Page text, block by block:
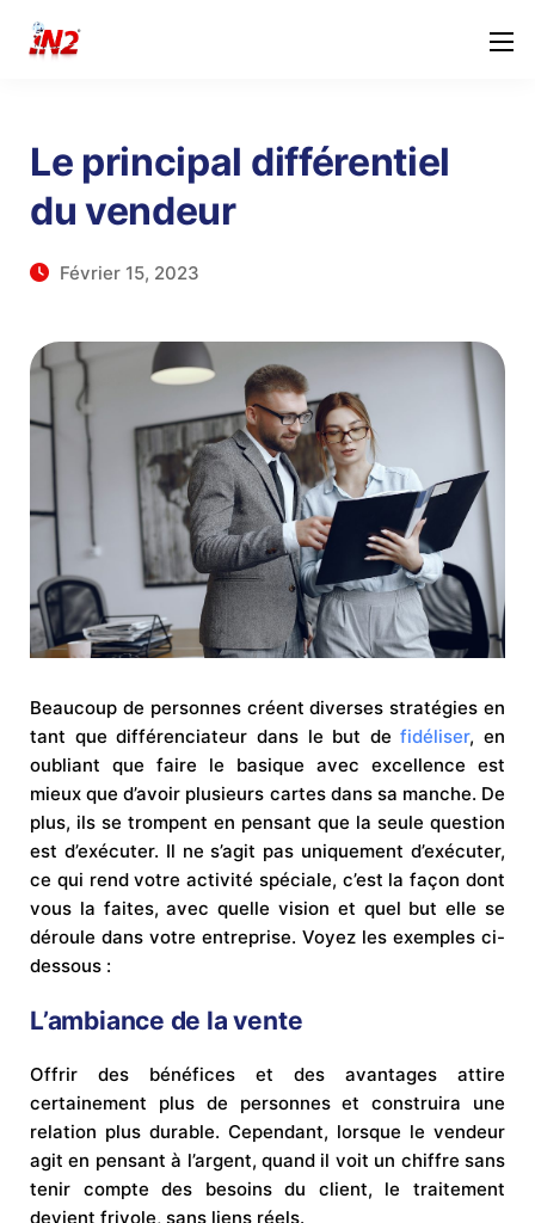
Le principal différentiel
du vendeur
Février 15, 2023
Beaucoup de personnes créent diverses stratégies en
tant que différenciateur dans le but defidéliser, en
oubliant que faire le basique avec excellence est
mieux que d’avoir plusieurs cartes dans sa manche. De
plus, ils se trompent en pensant que la seule question
est d’exécuter. Il ne s’agit pas uniquement d’exécuter,
ce qui rend votre activité spéciale, c’est la façon dont
vous la faites, avec quelle vision et quel but elle se
déroule dans votre entreprise. Voyez les exemples ci-
dessous :
L’ambiance de la vente
Offrir des bénéfices et des avantages attire
certainement plus de personnes et construira une
relation plus durable. Cependant, lorsque le vendeur
agit en pensant à l’argent, quand il voit un chiffre sans
tenir compte des besoins du client, le traitement
devient frivole, sans liens réels.